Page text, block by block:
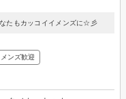
たもカッコイイメンズに☆彡
メンズ歓迎